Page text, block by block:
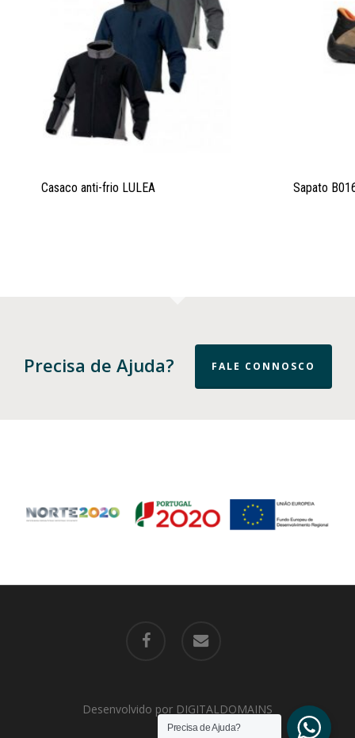
Casaco anti-frio LULEA Sapato
Precisa de Ajuda? FALE CONNOSCO
facebook
Desenvolvido por DIGITALDOMAINS
Precisa de Ajuda?